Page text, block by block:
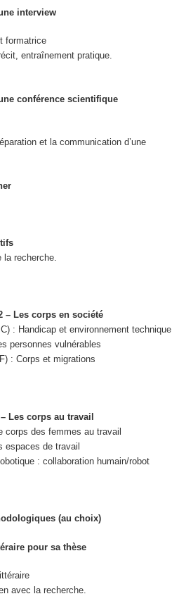
interview
formatrice
entraînement pratique.
conférence scientifique
et la communication d’une
la recherche.
– Les corps en société
: Handicap et environnement technique
personnes vulnérables
: Corps et migrations
Les corps au travail
corps des femmes au travail
espaces de travail
: collaboration humain/robot
(au choix)
pour sa thèse
avec la recherche.